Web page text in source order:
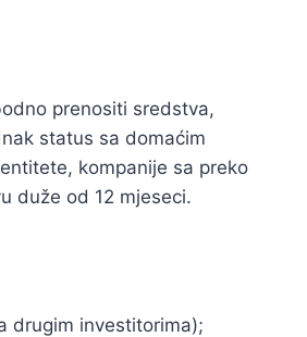
prenositi sredstva,
status sa domaćim
kompanije sa preko
duže od 12 mjeseci.
drugim investitorima);